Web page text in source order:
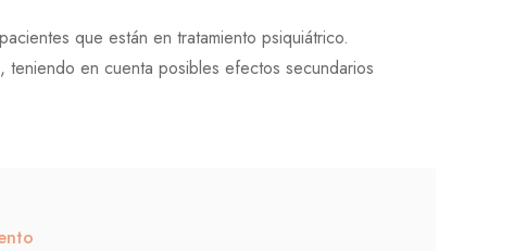
que están en tratamiento psiquiátrico.
teniendo en cuenta posibles efectos secundarios